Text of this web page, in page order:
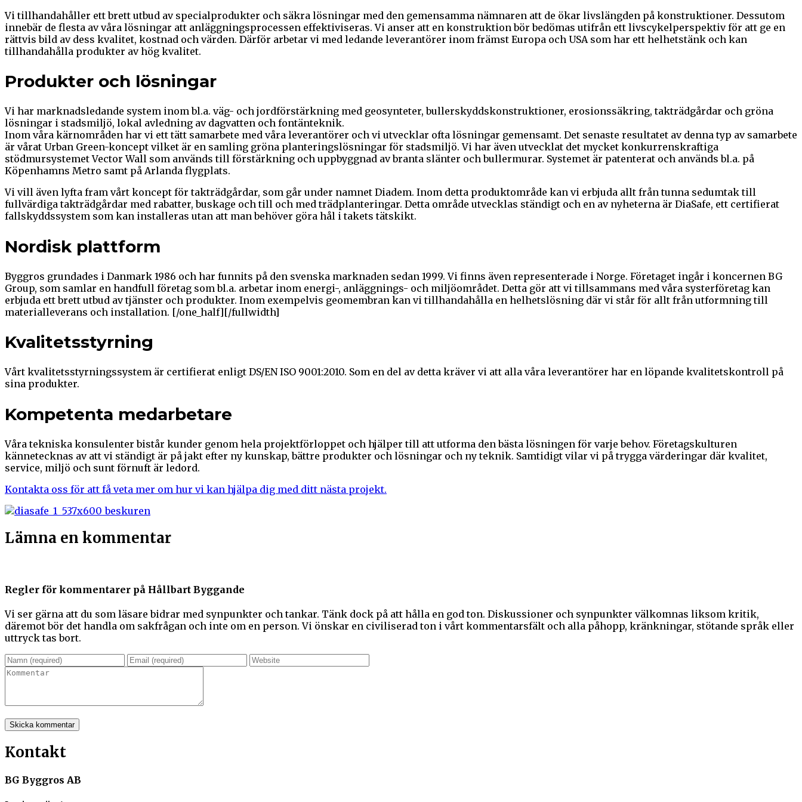
Vi tillhandahåller ett brett utbud av specialprodukter och säkra lösningar med den gemensamma nämnaren att de ökar livslängden på konstruktioner. Dessutom
innebär de flesta av våra lösningar att anläggningsprocessen effektiviseras. Vi anser att en konstruktion bör bedömas utifrån ett livscykelperspektiv för att ge en
rättvis bild av dess kvalitet, kostnad och värden. Därför arbetar vi med ledande leverantörer inom främst Europa och USA som har ett helhetstänk och kan
tillhandahålla produkter av hög kvalitet.
Produkter och lösningar
Vi har marknadsledande system inom bl.a. väg- och jordförstärkning med geosynteter, bullerskyddskonstruktioner, erosionssäkring, takträdgårdar och gröna
lösningar i stadsmiljö, lokal avledning av dagvatten och fontänteknik.
Inom våra kärnområden har vi ett tätt samarbete med våra leverantörer och vi utvecklar ofta lösningar gemensamt. Det senaste resultatet av denna typ av samarbete
är vårat Urban Green-koncept vilket är en samling gröna planteringslösningar för stadsmiljö. Vi har även utvecklat det mycket konkurrenskraftiga
stödmursystemet Vector Wall som används till förstärkning och uppbyggnad av branta slänter och bullermurar. Systemet är patenterat och används bl.a. på
Köpenhamns Metro samt på Arlanda flygplats.
Vi vill även lyfta fram vårt koncept för takträdgårdar, som går under namnet Diadem. Inom detta produktområde kan vi erbjuda allt från tunna sedumtak till
fullvärdiga takträdgårdar med rabatter, buskage och till och med trädplanteringar. Detta område utvecklas ständigt och en av nyheterna är DiaSafe, ett certifierat
fallskyddssystem som kan installeras utan att man behöver göra hål i takets tätskikt.
Nordisk plattform
Byggros grundades i Danmark 1986 och har funnits på den svenska marknaden sedan 1999. Vi finns även representerade i Norge. Företaget ingår i koncernen BG
Group, som samlar en handfull företag som bl.a. arbetar inom energi-, anläggnings- och miljöområdet. Detta gör att vi tillsammans med våra systerföretag kan
erbjuda ett brett utbud av tjänster och produkter. Inom exempelvis geomembran kan vi tillhandahålla en helhetslösning där vi står för allt från utformning till
materialleverans och installation. [/one_half][/fullwidth]
Kvalitetsstyrning
Vårt kvalitetsstyrningssystem är certifierat enligt DS/EN ISO 9001:2010. Som en del av detta kräver vi att alla våra leverantörer har en löpande kvalitetskontroll på
sina produkter.
Kompetenta medarbetare
Våra tekniska konsulenter bistår kunder genom hela projektförloppet och hjälper till att utforma den bästa lösningen för varje behov. Företagskulturen
kännetecknas av att vi ständigt är på jakt efter ny kunskap, bättre produkter och lösningar och ny teknik. Samtidigt vilar vi på trygga värderingar där kvalitet,
service, miljö och sunt förnuft är ledord.
Kontakta oss för att få veta mer om hur vi kan hjälpa dig med ditt nästa projekt.
Lämna en kommentar
Regler för kommentarer på Hållbart Byggande
Vi ser gärna att du som läsare bidrar med synpunkter och tankar. Tänk dock på att hålla en god ton. Diskussioner och synpunkter välkomnas liksom kritik,
däremot bör det handla om sakfrågan och inte om en person. Vi önskar en civiliserad ton i vårt kommentarsfält och alla påhopp, kränkningar, stötande språk eller
uttryck tas bort.
Kontakt
BG Byggros AB